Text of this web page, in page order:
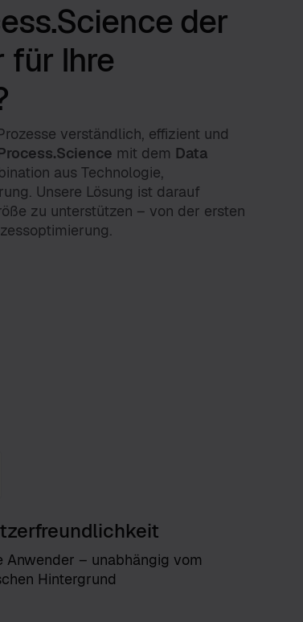
der
für Ihre
verständlich, effizient und
mit dem Data
aus Technologie,
Unsere Lösung ist darauf
zu unterstützen – von der ersten
Anwender – unabhängig vom
Hintergrund